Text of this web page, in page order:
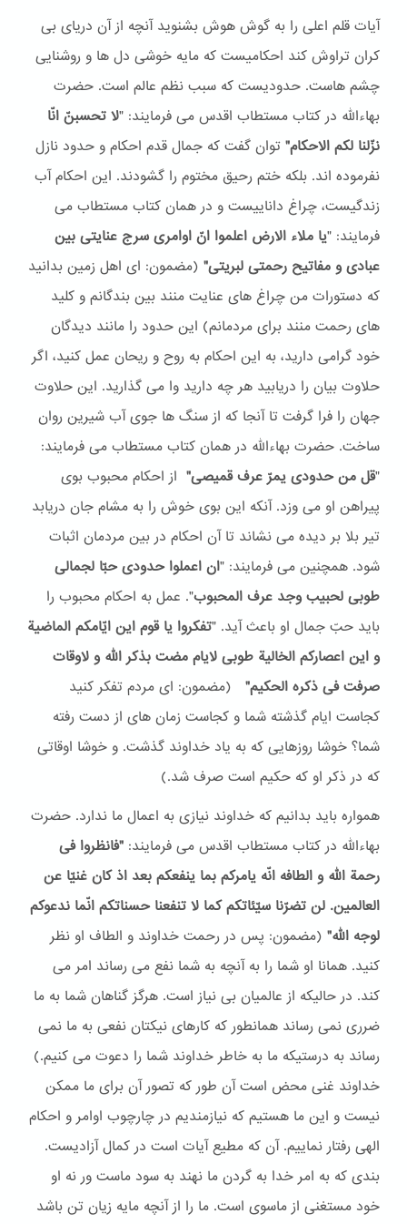
آیات قلم اعلی را به گوش هوش بشنوید آنچه از آن دریای بی
کران تراوش کند احکامیست که مایه خوشی دل ها و روشنایی
چشم هاست. حدودیست که سبب نظم عالم است. حضرت
بهاءالله در کتاب مستطاب اقدس می فرمایند: "لا تحسبنّ انّا
نزّلنا لکم الاحکام" توان گفت که جمال قدم احکام و حدود نازل
نفرموده اند. بلکه ختم رحیق مختوم را گشودند. این احکام آب
زندگیست، چراغ داناییست و در همان کتاب مستطاب می
فرمایند: "یا ملاء الارض اعلموا انّ اوامری سرج عنایتی بین
عبادی و مفاتیح رحمتی لبریتی" (مضمون: ای اهل زمین بدانید
که دستورات من چراغ های عنایت منند بین بندگانم و کلید
های رحمت منند برای مردمانم) این حدود را مانند دیدگان
خود گرامی دارید، به این احکام به روح و ریحان عمل کنید، اگر
حلاوت بیان را دریابید هر چه دارید وا می گذارید. این حلاوت
جهان را فرا گرفت تا آنجا که از سنگ ها جوی آب شیرین روان
ساخت. حضرت بهاءالله در همان کتاب مستطاب می فرمایند:
"قل من حدودی یمرّ عرف قمیصی" از احکام محبوب بوی
پیراهن او می وزد. آنکه این بوی خوش را به مشام جان دریابد
تیر بلا بر دیده می نشاند تا آن احکام در بین مردمان اثبات
شود. همچنین می فرمایند: "ان اعملوا حدودی حبّا لجمالی
طوبی لحبیب وجد عرف المحبوب". عمل به احکام محبوب را
باید حبّ جمال او باعث آید. "تفکروا یا قوم این ایّامکم الماضیة
و این اعصارکم الخالیة طوبی لایام مضت بذکر الله و لاوقات
صرفت فی ذکره الحکیم" (مضمون: ای مردم تفکر کنید
کجاست ایام گذشته شما و کجاست زمان های از دست رفته
شما؟ خوشا روزهایی که به یاد خداوند گذشت. و خوشا اوقاتی
که در ذکر او که حکیم است صرف شد.)
همواره باید بدانیم که خداوند نیازی به اعمال ما ندارد. حضرت
بهاءالله در کتاب مستطاب اقدس می فرمایند: "فانظروا فی
رحمة الله و الطافه انّه یامرکم بما ینفعکم بعد اذ کان غنیّا عن
العالمین. لن تضرّنا سیّئاتکم کما لا تنفعنا حسناتکم انّما ندعوکم
لوجه الله" (مضمون: پس در رحمت خداوند و الطاف او نظر
کنید. همانا او شما را به آنچه به شما نفع می رساند امر می
کند. در حالیکه از عالمیان بی نیاز است. هرگز گناهان شما به ما
ضرری نمی رساند همانطور که کارهای نیکتان نفعی به ما نمی
رساند به درستیکه ما به خاطر خداوند شما را دعوت می کنیم.)
خداوند غنی محض است آن طور که تصور آن برای ما ممکن
نیست و این ما هستیم که نیازمندیم در چارچوب اوامر و احکام
الهی رفتار نماییم. آن که مطیع آیات است در کمال آزادیست.
بندی که به امر خدا به گردن ما نهند به سود ماست ور نه او
خود مستغنی از ماسوی است. ما را از آنچه مایه زیان تن باشد